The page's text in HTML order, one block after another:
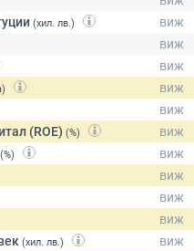
(хил. лв.)
(ROE) (%)
(%)
(хил. лв.)